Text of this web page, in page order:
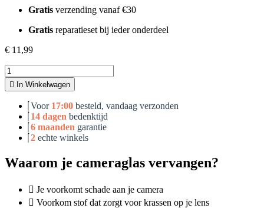
Gratis verzending vanaf €30
Gratis reparatieset bij ieder onderdeel
€ 11,99
iPhone
12
Pro
camera
In Winkelwagen
Voor 17:00 besteld, vandaag verzonden
14 dagen bedenktijd
6 maanden garantie
2 echte winkels
Waarom je cameraglas vervangen?
Je voorkomt schade aan je camera
Voorkom stof dat zorgt voor krassen op je lens